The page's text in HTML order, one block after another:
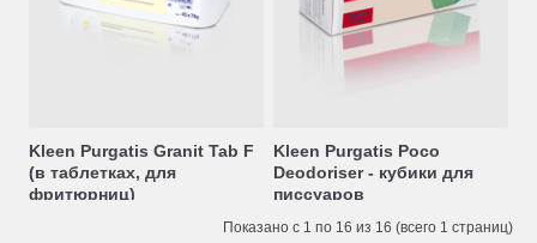
Kleen Purgatis Granit Tab F
(в таблетках, для
фритюрниц)
Kleen Purgatis Poco
Deodoriser - кубики для
писсуаров
Показано с 1 по 16 из 16 (всего 1 страниц)